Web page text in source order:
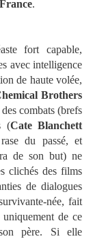
France.
fort capable,
avec intelligence
de haute volée,
Brothers
combats (brefs
(Cate Blanchett
du passé, et
de son but) ne
clichés des films
de dialogues
née, fait
uniquement de ce
père. Si elle